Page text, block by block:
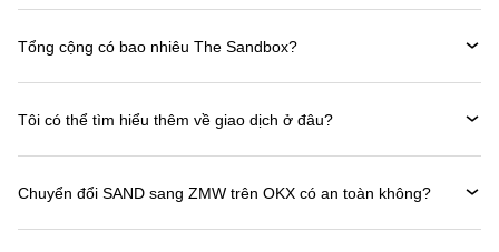
Tổng cộng có bao nhiêu The Sandbox?
Tôi có thể tìm hiểu thêm về giao dịch ở đâu?
Chuyển đổi SAND sang ZMW trên OKX có an toàn không?